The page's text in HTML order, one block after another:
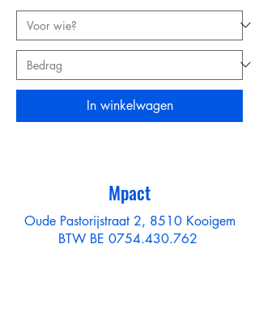
In winkelwagen
Mpact
Oude Pastorijstraat 2, 8510 Kooigem
BTW BE 0754.430.762